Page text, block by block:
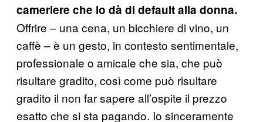
cameriere che lo dà di default alla donna.
Offrire – una cena, un bicchiere di vino, un
caffè – è un gesto, in contesto sentimentale,
professionale o amicale che sia, che può
risultare gradito, così come può risultare
gradito il non far sapere all’ospite il prezzo
esatto che si sta pagando. Io sinceramente